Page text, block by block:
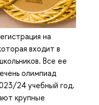
на
входит в
Все ее
олимпиад
24 учебный год.
крупные